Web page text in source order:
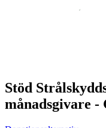
Stöd
månadsgivare -